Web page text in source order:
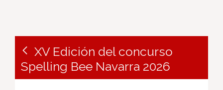
XV Edición del concurso
Spelling Bee Navarra 2026